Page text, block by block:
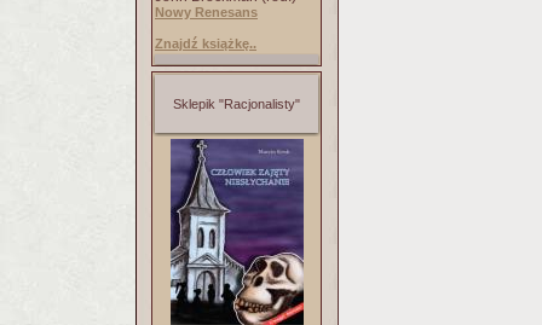
Nowy Renesans
Znajdź książkę..
Sklepik "Racjonalisty"